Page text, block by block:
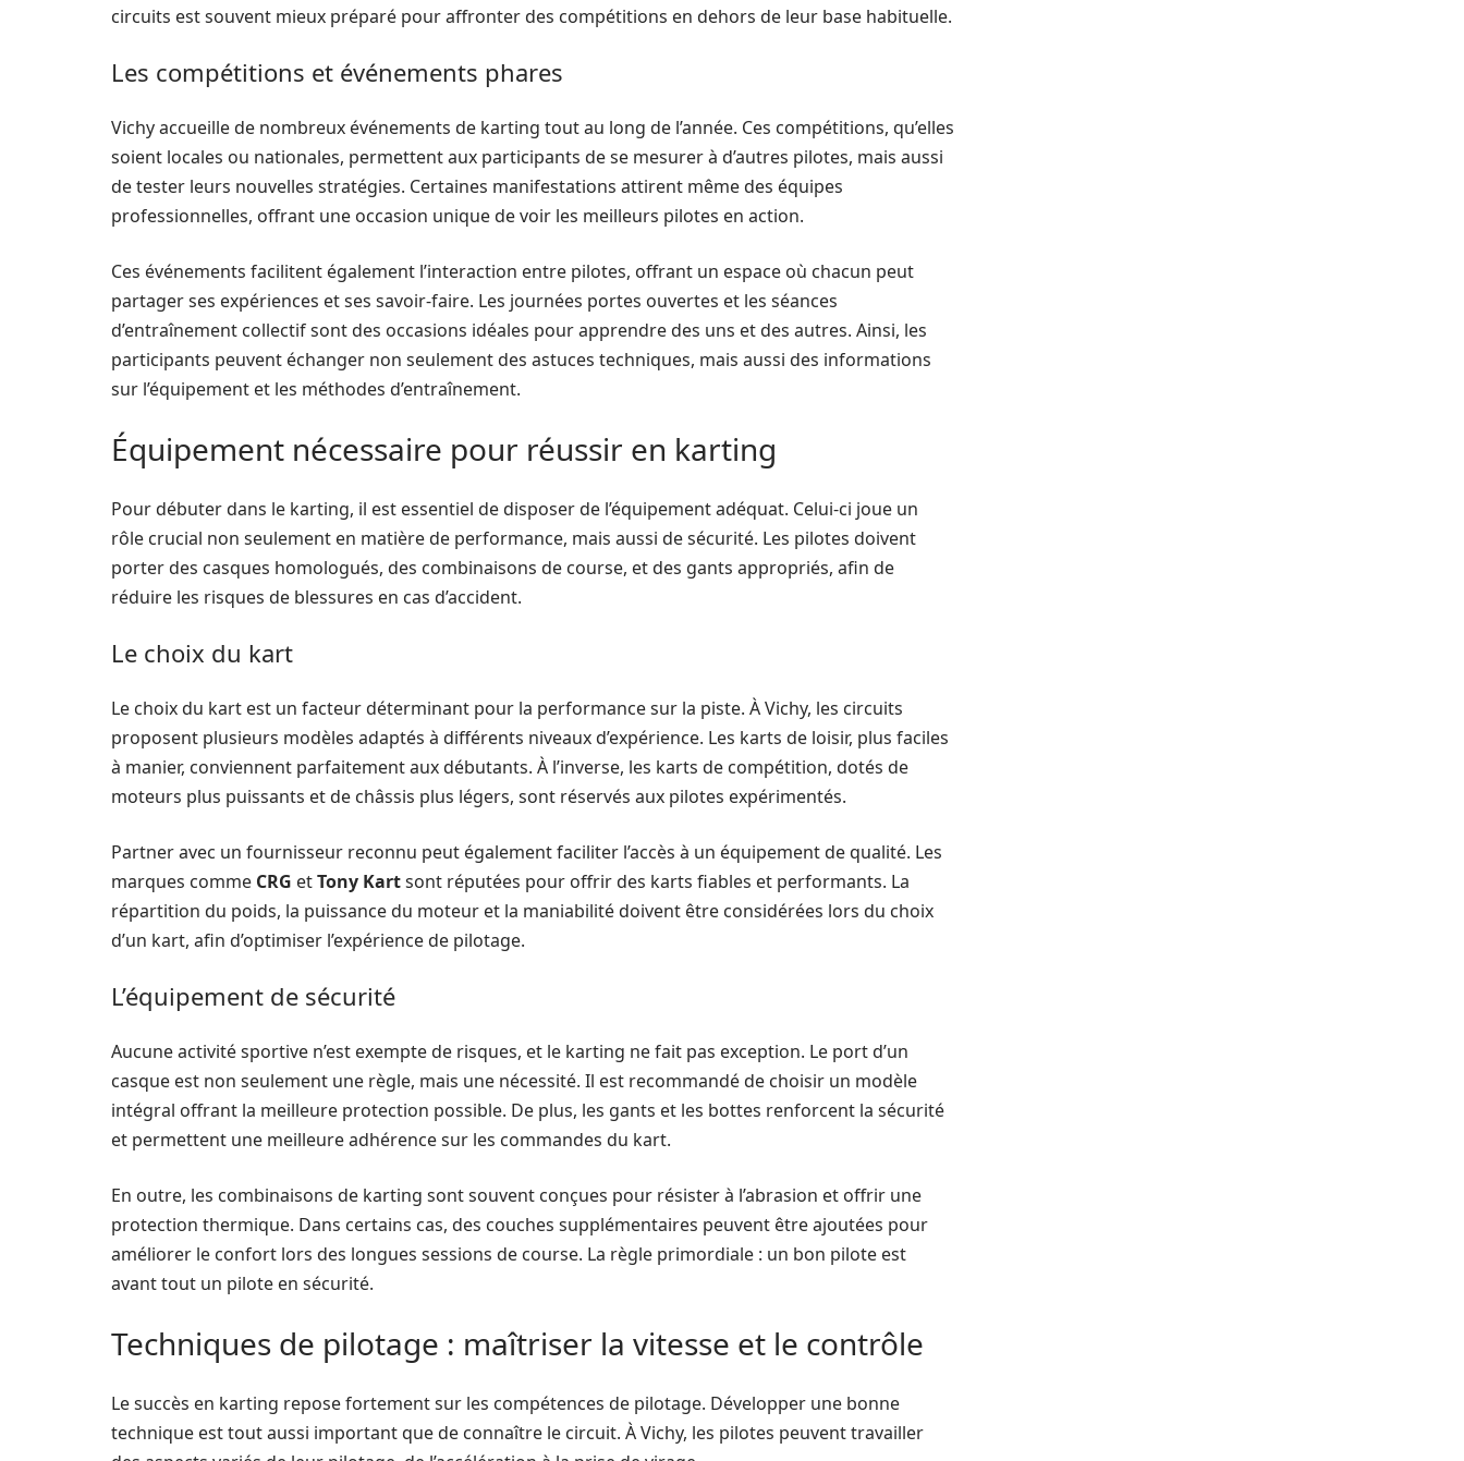
circuits est souvent mieux préparé pour affronter des compétitions en dehors de leur base habituelle.
Les compétitions et événements phares
Vichy accueille de nombreux événements de karting tout au long de l’année. Ces compétitions, qu’elles
soient locales ou nationales, permettent aux participants de se mesurer à d’autres pilotes, mais aussi
de tester leurs nouvelles stratégies. Certaines manifestations attirent même des équipes
professionnelles, offrant une occasion unique de voir les meilleurs pilotes en action.
Ces événements facilitent également l’interaction entre pilotes, offrant un espace où chacun peut
partager ses expériences et ses savoir-faire. Les journées portes ouvertes et les séances
d’entraînement collectif sont des occasions idéales pour apprendre des uns et des autres. Ainsi, les
participants peuvent échanger non seulement des astuces techniques, mais aussi des informations
sur l’équipement et les méthodes d’entraînement.
Équipement nécessaire pour réussir en karting
Pour débuter dans le karting, il est essentiel de disposer de l’équipement adéquat. Celui-ci joue un
rôle crucial non seulement en matière de performance, mais aussi de sécurité. Les pilotes doivent
porter des casques homologués, des combinaisons de course, et des gants appropriés, afin de
réduire les risques de blessures en cas d’accident.
Le choix du kart
Le choix du kart est un facteur déterminant pour la performance sur la piste. À Vichy, les circuits
proposent plusieurs modèles adaptés à différents niveaux d’expérience. Les karts de loisir, plus faciles
à manier, conviennent parfaitement aux débutants. À l’inverse, les karts de compétition, dotés de
moteurs plus puissants et de châssis plus légers, sont réservés aux pilotes expérimentés.
Partner avec un fournisseur reconnu peut également faciliter l’accès à un équipement de qualité. Les
marques comme CRG etTony Kartsont réputées pour offrir des karts fiables et performants. La
répartition du poids, la puissance du moteur et la maniabilité doivent être considérées lors du choix
d’un kart, afin d’optimiser l’expérience de pilotage.
L’équipement de sécurité
Aucune activité sportive n’est exempte de risques, et le karting ne fait pas exception. Le port d’un
casque est non seulement une règle, mais une nécessité. Il est recommandé de choisir un modèle
intégral offrant la meilleure protection possible. De plus, les gants et les bottes renforcent la sécurité
et permettent une meilleure adhérence sur les commandes du kart.
En outre, les combinaisons de karting sont souvent conçues pour résister à l’abrasion et offrir une
protection thermique. Dans certains cas, des couches supplémentaires peuvent être ajoutées pour
améliorer le confort lors des longues sessions de course. La règle primordiale : un bon pilote est
avant tout un pilote en sécurité.
Techniques de pilotage : maîtriser la vitesse et le contrôle
Le succès en karting repose fortement sur les compétences de pilotage. Développer une bonne
technique est tout aussi important que de connaître le circuit. À Vichy, les pilotes peuvent travailler